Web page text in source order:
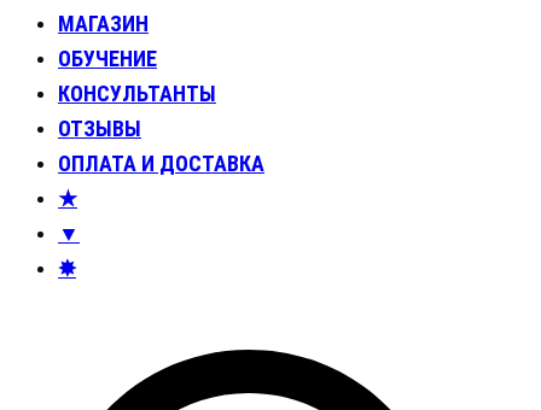
МАГАЗИН
ОБУЧЕНИЕ
КОНСУЛЬТАНТЫ
ОТЗЫВЫ
ОПЛАТА И ДОСТАВКА
★
▼
✸